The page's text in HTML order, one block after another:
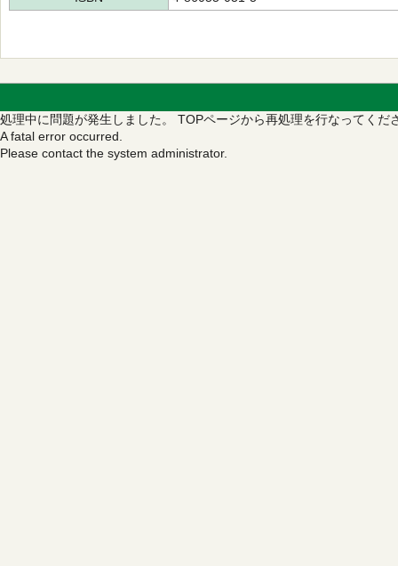
処理中に問題が発生しました。 TOPページから再処理を行なってくだ
A fatal error occurred.
Please contact the system administrator.